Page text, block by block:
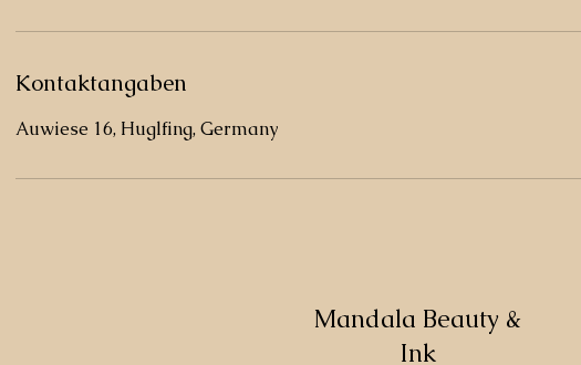
Kontaktangaben
Auwiese 16, Huglfing, Germany
Mandala Beauty &
Ink